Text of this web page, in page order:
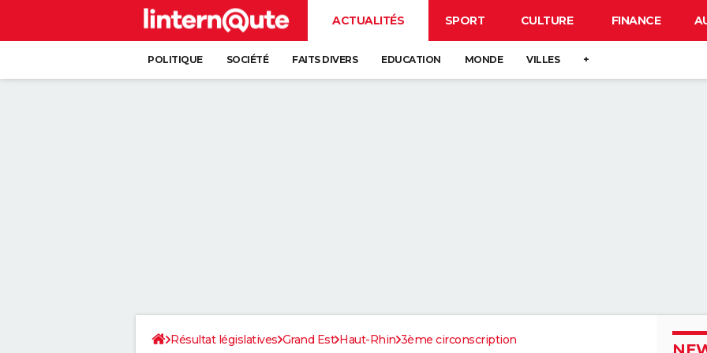
ACTUALITÉS SPORT CULTURE FINANCE
POLITIQUE SOCIÉTÉ FAITS DIVERS EDUCATION MONDE VILLES +
Résultat législatives Grand Est Haut-Rhin 3ème circonscription